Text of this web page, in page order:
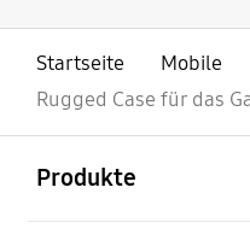
Startseite Mobile
Rugged Case für das
Produkte